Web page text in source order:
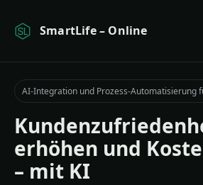
SmartLife – Online
AI-Integration und Prozess-Automatisierung
erhöhen und
– mit KI